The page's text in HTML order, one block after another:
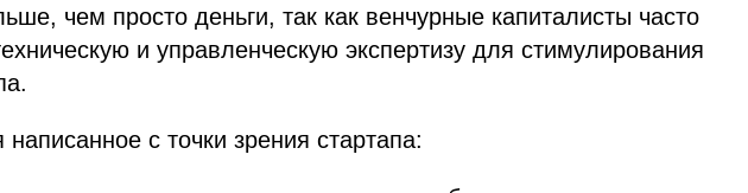
чем просто деньги, так как венчурные капиталисты часто
и управленческую экспертизу для стимулирования
с точки зрения стартапа: